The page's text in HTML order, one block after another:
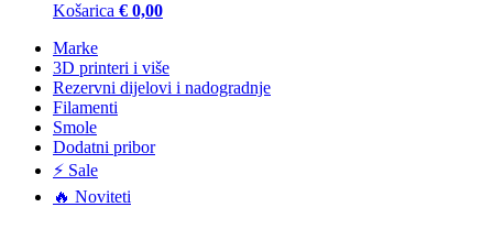
Košarica € 0,00
Marke
3D printeri i više
Rezervni dijelovi i nadogradnje
Filamenti
Smole
Dodatni pribor
⚡ Sale
🔥 Noviteti